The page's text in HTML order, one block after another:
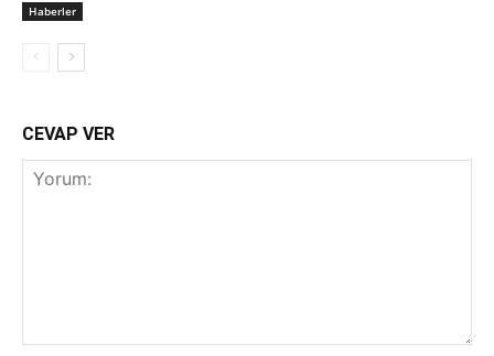
Haberler
CEVAP VER